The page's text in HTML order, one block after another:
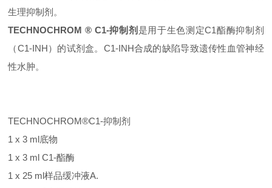
生理抑制剂。
TECHNOCHROM® C1-抑制剂 是用于生色测定C1酯酶抑制剂
（C1-INH）的试剂盒。C1-INH合成的缺陷导致遗传性血管神经
性水肿。
TECHNOCHROM®C1-抑制剂
1 x 3 ml底物
1 x 3 ml C1-酯酶
1 x 25 ml样品缓冲液A.